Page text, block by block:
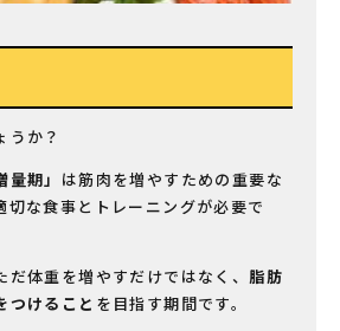
うか？
量期」 は筋肉を増やすための重要な
切な食事とトレーニングが必要で
だ体重を増やすだけではなく、 脂肪
つけること を目指す期間です。